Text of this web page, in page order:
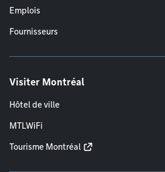
Emplois
Fournisseurs
Visiter Montréal
Hôtel de ville
MTLWiFi
Tourisme Montréal